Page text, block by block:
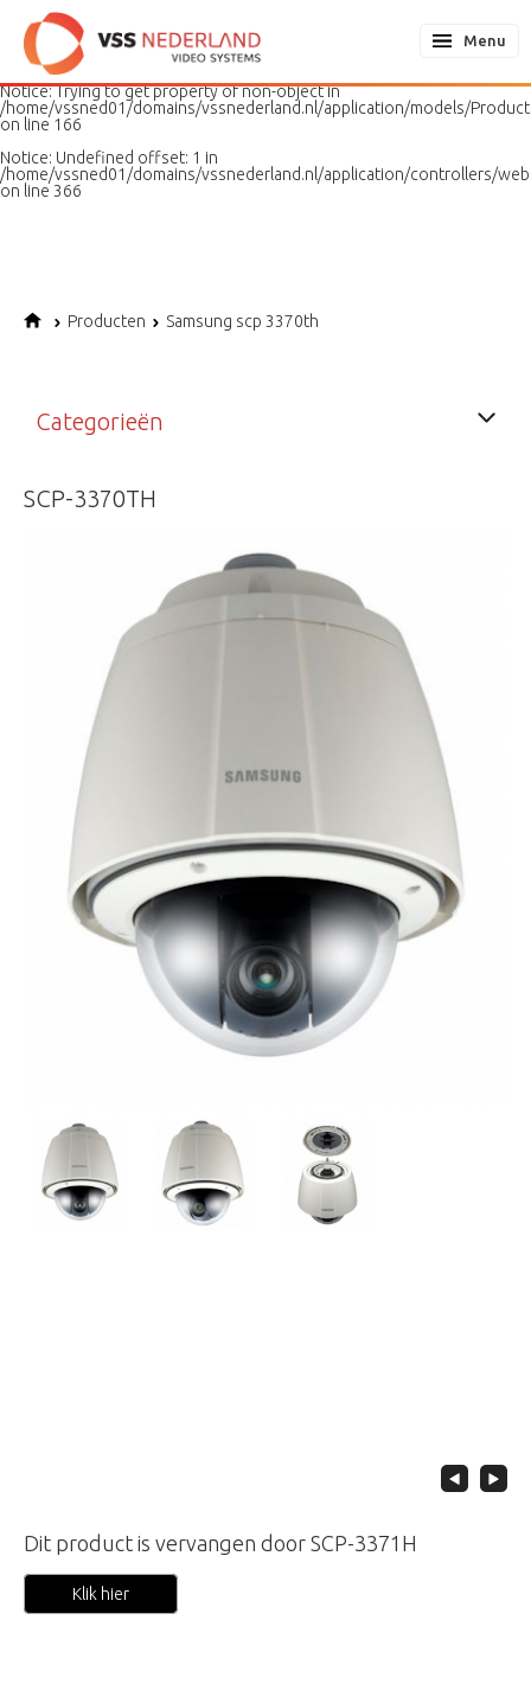
Notice: Undefined variable: page in
/home/vssned01/domains/vssnederland.nl/application/models/
on line
187
Notice: Trying to get property of non-object in
/home/vssned01/domains/vssnederland.nl/application/models/
on line 166
Notice: Undefined offset: 1 in
/home/vssned01/domains/vssnederland.nl/application/controllers/
on line 366
Menu
Producten Samsung scp 3370th
Categorieën
SCP-3370TH
Dit product is vervangen door SCP-3371H
Klik hier